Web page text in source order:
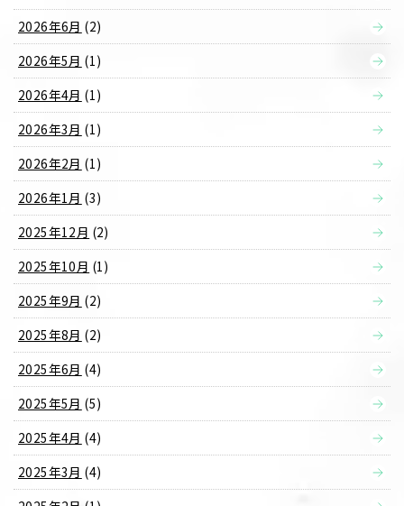
2026年6月 (2)
2026年5月 (1)
2026年4月 (1)
2026年3月 (1)
2026年2月 (1)
2026年1月 (3)
2025年12月 (2)
2025年10月 (1)
2025年9月 (2)
2025年8月 (2)
2025年6月 (4)
2025年5月 (5)
2025年4月 (4)
2025年3月 (4)